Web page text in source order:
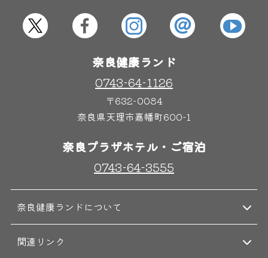
奈良健康ランド
0743-64-1126
〒632-0084
奈良県天理市嘉幡町600-1
奈良プラザホテル・ご宿泊
0743-64-3555
奈良健康ランドについて
関連リンク